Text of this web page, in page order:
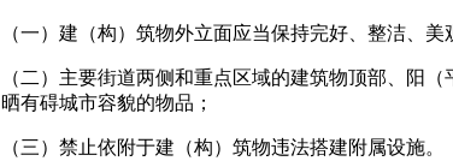
（一）建（构）筑物外立面应当保持完好、整洁、
（二）主要街道两侧和重点区域的建筑物顶部、阳
晒有碍城市容貌的物品；
（三）禁止依附于建（构）筑物违法搭建附属设施。